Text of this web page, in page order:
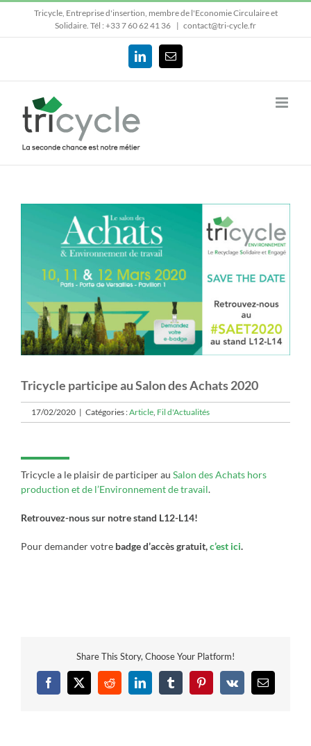
contenu
Tricycle, Entreprise d'insertion, membre de l'Economie Circulaire et
Solidaire. Tél : +33 7 60 62 41 36 | contact@tri-cycle.fr
LinkedInEmail
Tricycle participe au Salon des Achats 2020
17/02/2020 | Catégories :Article, Fil d'Actualités
Tricycle a le plaisir de participer au Salon des Achats hors
production et de l’Environnement de travail.
Retrouvez-nous sur notre stand L12-L14!
Pour demander votre badge d’accès gratuit,c’est ici.
Share This Story, Choose Your Platform!
Facebook
X RedditLinkedInTumblrPinterest
Vk Email